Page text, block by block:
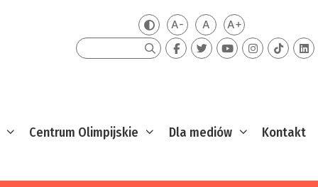
Zmień kontrast
A-Mniejsza czcionka
ADomyślna czcionka
A+Większa
Szukaj
Centrum Olimpijskie Dla mediów Kontakt